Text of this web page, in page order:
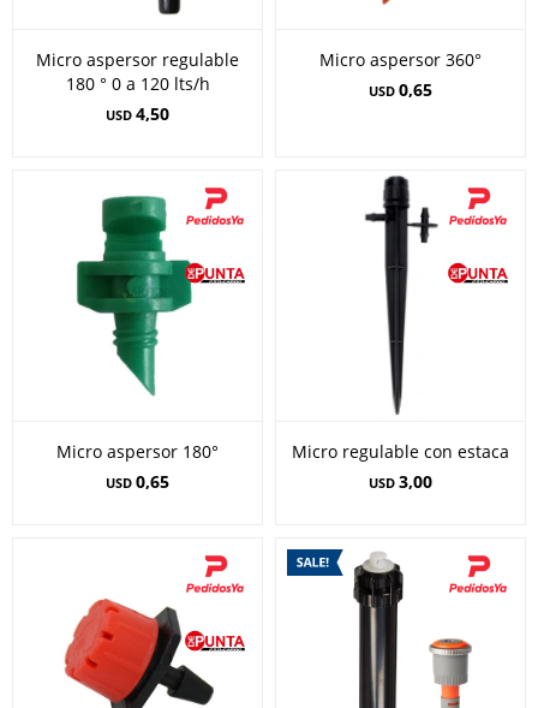
Micro aspersor regulable
180 ° 0 a 120 lts/h
USD 4,50
Micro aspersor 360°
USD 0,65
Micro aspersor 180°
USD 0,65
Micro regulable con estaca
USD 3,00